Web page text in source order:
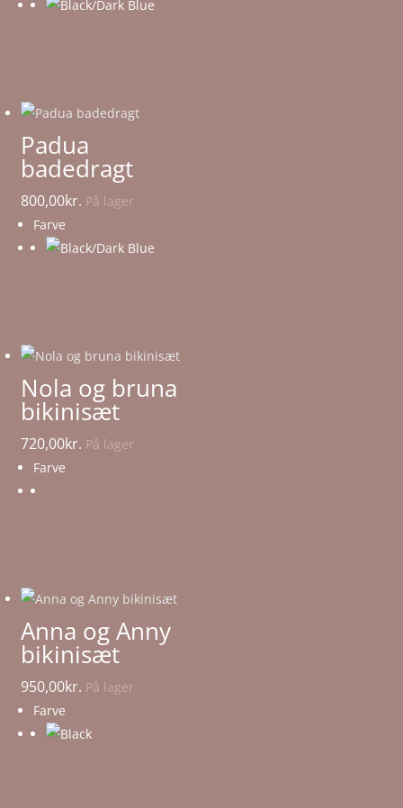
Padua
badedragt
800,00kr. På lager
Farve
Nola og bruna
bikinisæt
720,00kr. På lager
Farve
Anna og Anny
bikinisæt
950,00kr. På lager
Farve